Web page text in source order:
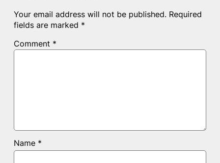
Your email address will not be published. Required
fields are marked *
Comment *
Name *